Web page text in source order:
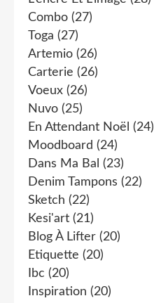
Combo (27)
Toga (27)
Artemio (26)
Carterie (26)
Voeux (26)
Nuvo (25)
En Attendant Noël (24)
Moodboard (24)
Dans Ma Bal (23)
Denim Tampons (22)
Sketch (22)
Kesi'art (21)
Blog À Lifter (20)
Etiquette (20)
Ibc (20)
Inspiration (20)